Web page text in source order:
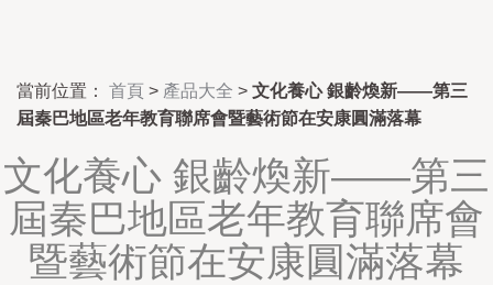
當前位置： 首頁 > 產品大全 > 文化養心 銀齡煥新——第三
屆秦巴地區老年教育聯席會暨藝術節在安康圓滿落幕
文化養心 銀齡煥新——第三
屆秦巴地區老年教育聯席會
暨藝術節在安康圓滿落幕